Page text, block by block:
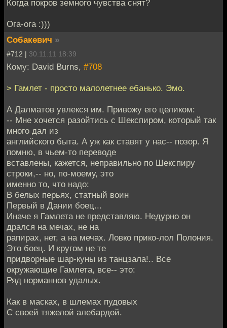
Когда покров земного чувства снят?
Ога-ога :)))
Собакевич »
#712 | 30.11.11 18:39
Кому: David Burns, #708
> Гамлет - просто малолетнее ебанько. Эмо.
А Далматов увлекся им. Привожу его целиком:
-- Мне хочется разойтись с Шекспиром, который так
много дал из
английского быта. А уж как ставят у нас-- позор. Я
помню, в чьем-то переводе
вставлены, кажется, неправильно по Шекспиру
строки,-- но, по-моему, это
именно то, что надо:
В белых перьях, статный воин
Первый в Дании боец...
Иначе я Гамлета не представляю. Недурно он
дрался на мечах, не на
рапирах, нет, а на мечах. Ловко прико-лол Полония.
Это боец. И кругом не те
придворные шар-куны из танцзала!.. Все
окружающие Гамлета, все-- это:
Ряд норманнов удалых.
Как в масках, в шлемах пудовых
С своей тяжелой алебардой.